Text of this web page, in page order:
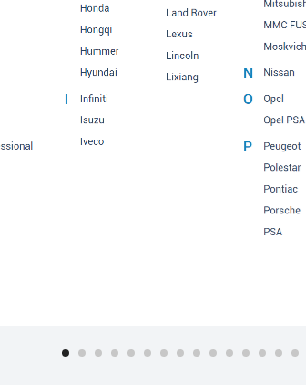
MAZDA6 MPS
MAZDA6 WAGON
MPV
TRIBUTE